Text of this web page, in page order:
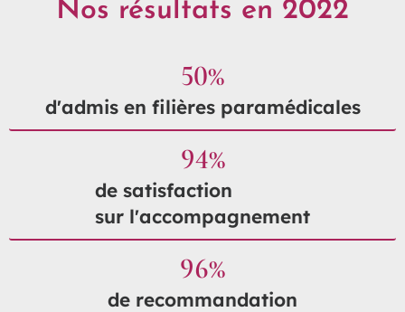
Nos résultats en 2022
d'admis en filières paramédicales
50%
de satisfaction
sur l'accompagnement
94%
de recommandation
96%